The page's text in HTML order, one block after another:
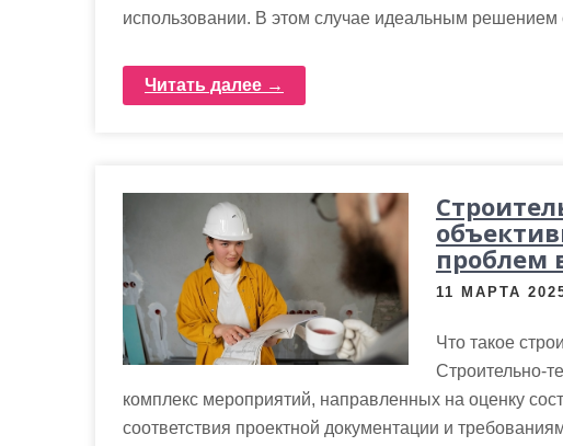
использовании. В этом случае идеальным
Читать далее →
проблем
11 МАРТА
Что такое
Строительно-
комплекс мероприятий, направленных на оценку
соответствия проектной документации и